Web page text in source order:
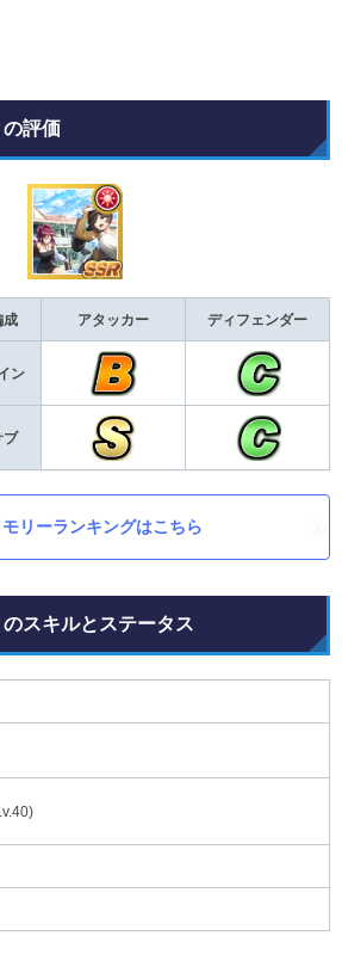
評価
成 アタッカー ディフェンダー
ン
ブ
リーランキングはこちら
スキルとステータス